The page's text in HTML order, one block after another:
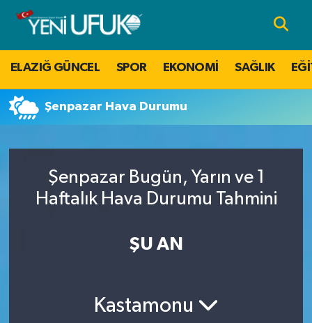
ELAZIĞ GÜNCEL SPOR EKONOMİ SAĞLIK
Şenpazar Hava Durumu
Şenpazar Bugün, Yarın ve 1
Haftalık Hava Durumu Tahmini
ŞU AN
Kastamonu
Nöbetçi Eczaneler
Hava Durumu
Namaz Vakitleri
Süper Lig Puan Durumu ve Fikstür
Haber Arşivi